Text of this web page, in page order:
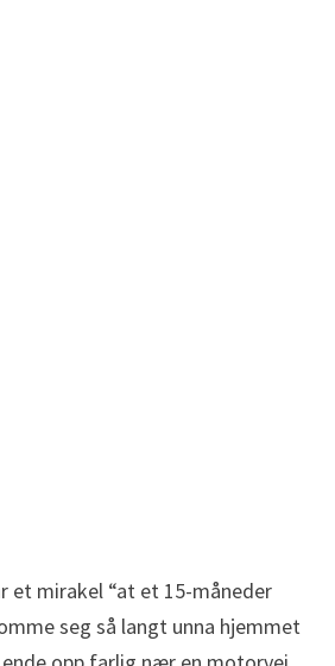
et mirakel “at et 15-måneder
seg så langt unna hjemmet